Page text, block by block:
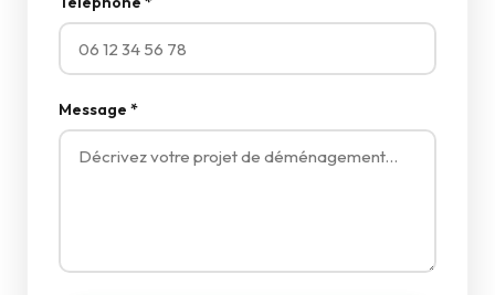
Message *